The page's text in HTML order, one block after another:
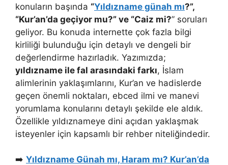
konuların başında “Yıldızname günah mı?”,
“Kur’an’da geçiyor mu?” ve “Caiz mi?” soruları
geliyor. Bu konuda internette çok fazla bilgi
kirliliği bulunduğu için detaylı ve dengeli bir
değerlendirme hazırladık. Yazımızda;
yıldızname ile fal arasındaki farkı, İslam
alimlerinin yaklaşımlarını, Kur’an ve hadislerde
geçen önemli noktaları, ebced ilmi ve manevi
yorumlama konularını detaylı şekilde ele aldık.
Özellikle yıldıznameye dini açıdan yaklaşmak
isteyenler için kapsamlı bir rehber niteliğindedir.
➡️ Yıldızname Günah mı, Haram mı? Kur’an’da